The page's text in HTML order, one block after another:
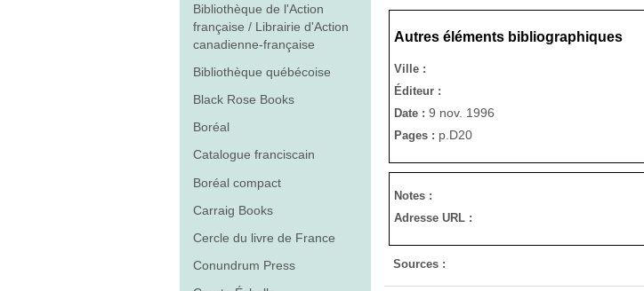
Bibliothèque de l'Action
française / Librairie d'Action
canadienne-française
Bibliothèque québécoise
Black Rose Books
Boréal
Catalogue franciscain
Boréal compact
Carraig Books
Cercle du livre de France
Conundrum Press
Autres éléments bibliographiques
Ville :
Éditeur :
Date : 9 nov. 1996
Pages : p.D20
Notes :
Adresse URL :
Sources :